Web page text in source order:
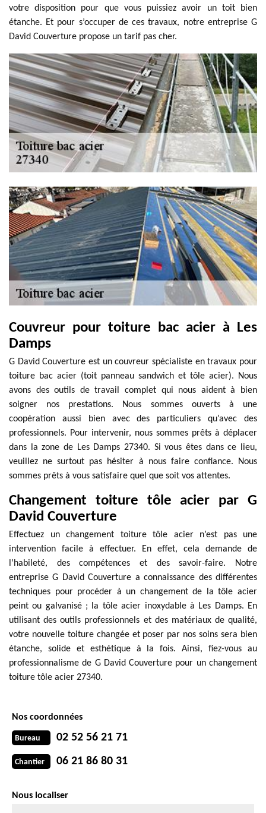
votre disposition pour que vous puissiez avoir un toit bien
étanche. Et pour s’occuper de ces travaux, notre entreprise G
David Couverture propose un tarif pas cher.
Couvreur pour toiture bac acier à Les
Damps
G David Couverture est un couvreur spécialiste en travaux pour
toiture bac acier (toit panneau sandwich et tôle acier). Nous
avons des outils de travail complet qui nous aident à bien
soigner nos prestations. Nous sommes ouverts à une
coopération aussi bien avec des particuliers qu’avec des
professionnels. Pour intervenir, nous sommes prêts à déplacer
dans la zone de Les Damps 27340. Si vous êtes dans ce lieu,
veuillez ne surtout pas hésiter à nous faire confiance. Nous
sommes prêts à vous satisfaire quel que soit vos attentes.
Changement toiture tôle acier par G
David Couverture
Effectuez un changement toiture tôle acier n’est pas une
intervention facile à effectuer. En effet, cela demande de
l’habileté, des compétences et des savoir-faire. Notre
entreprise G David Couverture a connaissance des différentes
techniques pour procéder à un changement de la tôle acier
peint ou galvanisé ; la tôle acier inoxydable à Les Damps. En
utilisant des outils professionnels et des matériaux de qualité,
votre nouvelle toiture changée et poser par nos soins sera bien
étanche, solide et esthétique à la fois. Ainsi, fiez-vous au
professionnalisme de G David Couverture pour un changement
toiture tôle acier 27340.
Nos coordonnées
Bureau 02 52 56 21 71
Chantier 06 21 86 80 31
Nous localiser